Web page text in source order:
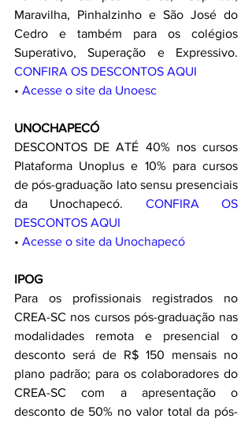
Maravilha, Pinhalzinho e São José do
Cedro e também para os colégios
CONFIRA OS DESCONTOS AQUI
• Acesse o site da Unoesc
UNOCHAPECÓ
DESCONTOS DE ATÉ 40% nos cursos
Plataforma Unoplus e 10% para cursos
de pós-graduação lato sensu presenciais
da Unochapecó. CONFIRA OS
DESCONTOS AQUI
• Acesse o site da Unochapecó
IPOG
Para os profissionais registrados no
CREA-SC nos cursos pós-graduação nas
modalidades remota e presencial o
desconto será de R$ 150 mensais no
plano padrão; para os colaboradores do
CREA-SC com a apresentação o
desconto de 50% no valor total da pós-